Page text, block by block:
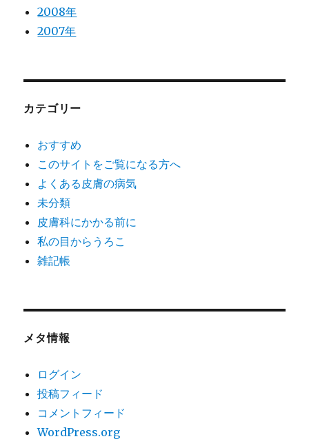
2008年
2007年
カテゴリー
おすすめ
このサイトをご覧になる方へ
よくある皮膚の病気
未分類
皮膚科にかかる前に
私の目からうろこ
雑記帳
メタ情報
ログイン
投稿フィード
コメントフィード
WordPress.org